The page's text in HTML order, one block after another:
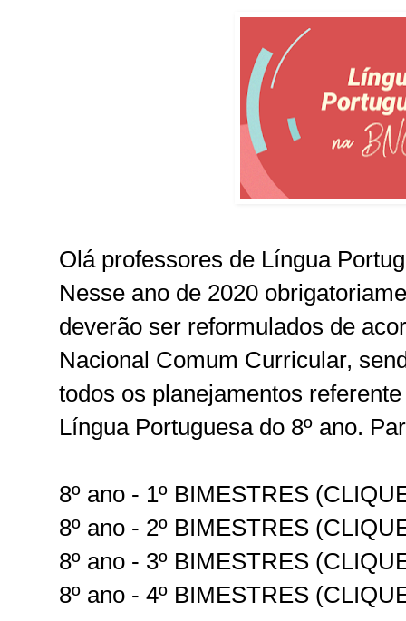
Olá professores de Língua
Nesse ano de 2020
deverão ser reformulados de
Nacional Comum Curricular,
todos os planejamentos
Língua Portuguesa do 8º ano.
8º ano - 1º BIMESTRES
8º ano - 2º BIMESTRES
8º ano - 3º BIMESTRES
8º ano - 4º BIMESTRES